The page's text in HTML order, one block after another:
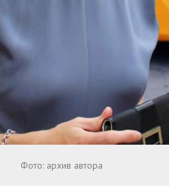
Фото: архив автора